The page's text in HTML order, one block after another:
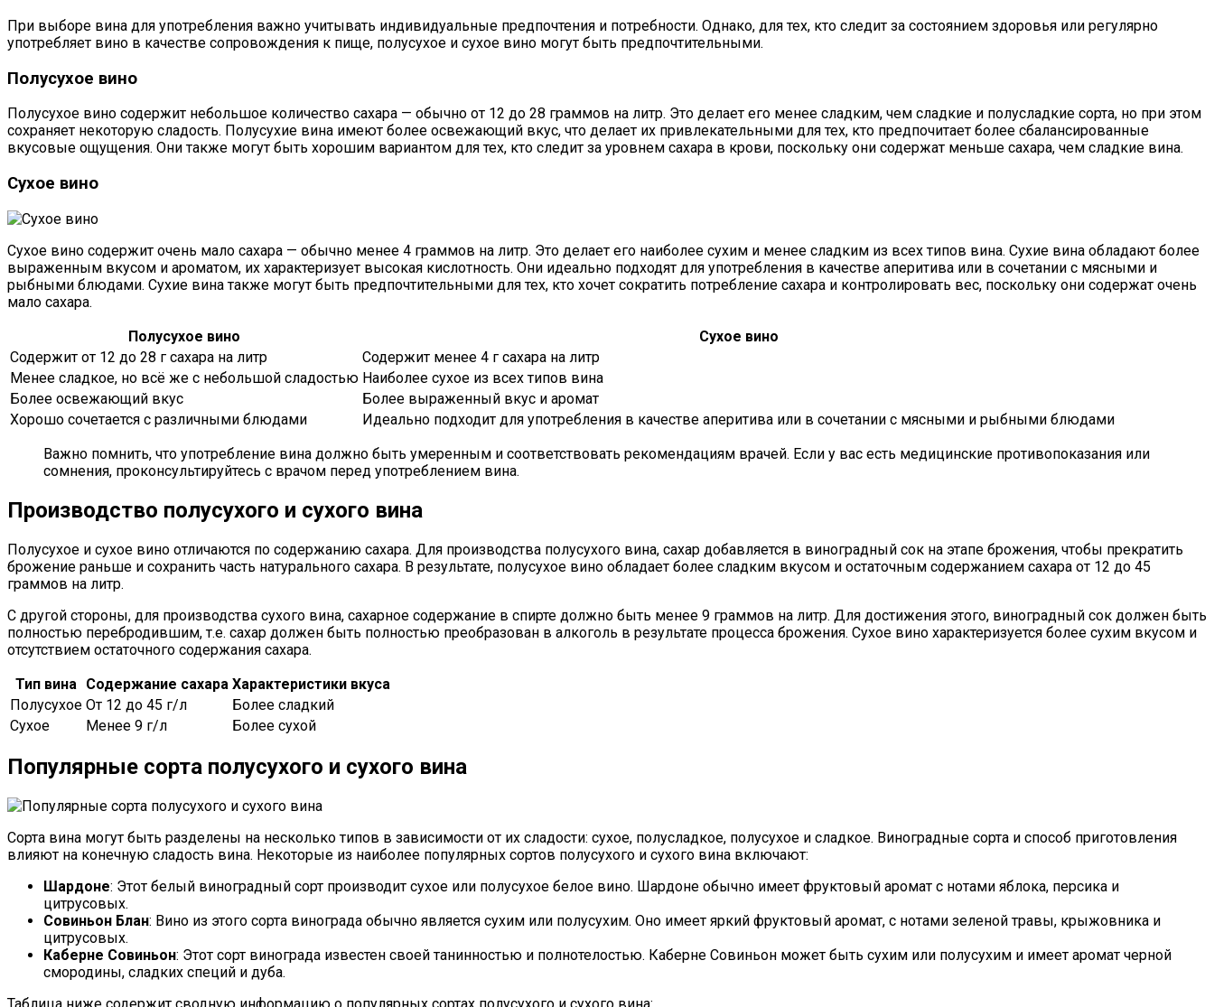
При выборе вина для употребления важно учитывать индивидуальные предпочтения и потребности. Однако, для тех, кто следит за состоянием здоровья или регулярно
употребляет вино в качестве сопровождения к пище, полусухое и сухое вино могут быть предпочтительными.
Полусухое вино
Полусухое вино содержит небольшое количество сахара — обычно от 12 до 28 граммов на литр. Это делает его менее сладким, чем сладкие и полусладкие сорта, но при этом
сохраняет некоторую сладость. Полусухие вина имеют более освежающий вкус, что делает их привлекательными для тех, кто предпочитает более сбалансированные
вкусовые ощущения. Они также могут быть хорошим вариантом для тех, кто следит за уровнем сахара в крови, поскольку они содержат меньше сахара, чем сладкие вина.
Сухое вино
Сухое вино содержит очень мало сахара — обычно менее 4 граммов на литр. Это делает его наиболее сухим и менее сладким из всех типов вина. Сухие вина обладают более
выраженным вкусом и ароматом, их характеризует высокая кислотность. Они идеально подходят для употребления в качестве аперитива или в сочетании с мясными и
рыбными блюдами. Сухие вина также могут быть предпочтительными для тех, кто хочет сократить потребление сахара и контролировать вес, поскольку они содержат очень
мало сахара.
Полусухое вино
Сухое вино
Содержит от 12 до 28 г сахара на литр
Содержит менее 4 г сахара на литр
Менее сладкое, но всё же с небольшой сладостью Наиболее сухое из всех типов вина
Более освежающий вкус
Более выраженный вкус и аромат
Хорошо сочетается с различными блюдами
Идеально подходит для употребления в качестве аперитива или в сочетании с мясными и рыбными блюдами
Важно помнить, что употребление вина должно быть умеренным и соответствовать рекомендациям врачей. Если у вас есть медицинские противопоказания или
сомнения, проконсультируйтесь с врачом перед употреблением вина.
Производство полусухого и сухого вина
Полусухое и сухое вино отличаются по содержанию сахара. Для производства полусухого вина, сахар добавляется в виноградный сок на этапе брожения, чтобы прекратить
брожение раньше и сохранить часть натурального сахара. В результате, полусухое вино обладает более сладким вкусом и остаточным содержанием сахара от 12 до 45
граммов на литр.
С другой стороны, для производства сухого вина, сахарное содержание в спирте должно быть менее 9 граммов на литр. Для достижения этого, виноградный сок должен быть
полностью перебродившим, т.е. сахар должен быть полностью преобразован в алкоголь в результате процесса брожения. Сухое вино характеризуется более сухим вкусом и
отсутствием остаточного содержания сахара.
Тип вина
Содержание сахара Характеристики вкуса
Полусухое От 12 до 45 г/л
Более сладкий
Сухое
Менее 9 г/л Более сухой
Популярные сорта полусухого и сухого вина
Сорта вина могут быть разделены на несколько типов в зависимости от их сладости: сухое, полусладкое, полусухое и сладкое. Виноградные сорта и способ приготовления
влияют на конечную сладость вина. Некоторые из наиболее популярных сортов полусухого и сухого вина включают:
Шардоне: Этот белый виноградный сорт производит сухое или полусухое белое вино. Шардоне обычно имеет фруктовый аромат с нотами яблока, персика и
цитрусовых.
Совиньон Блан: Вино из этого сорта винограда обычно является сухим или полусухим. Оно имеет яркий фруктовый аромат, с нотами зеленой травы, крыжовника и
цитрусовых.
Каберне Совиньон: Этот сорт винограда известен своей танинностью и полнотелостью. Каберне Совиньон может быть сухим или полусухим и имеет аромат черной
смородины, сладких специй и дуба.